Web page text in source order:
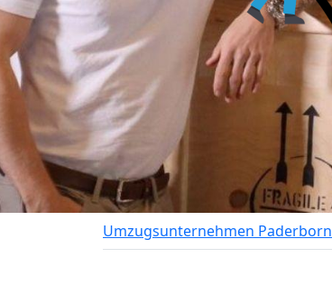
Umzugsunternehmen Paderborn